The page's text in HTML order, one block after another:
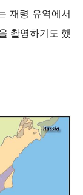
재령 유역에서
촬영하기도 했